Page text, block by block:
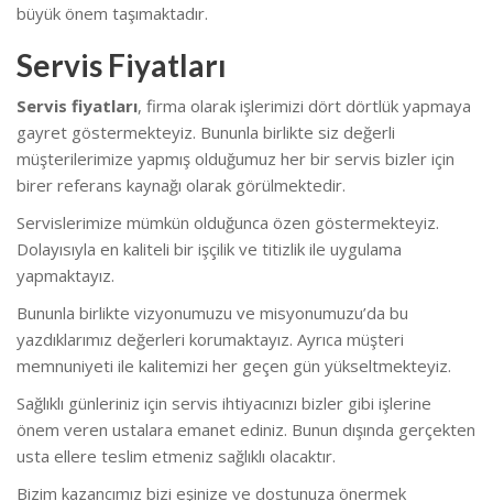
büyük önem taşımaktadır.
Servis Fiyatları
Servis fiyatları, firma olarak işlerimizi dört dörtlük yapmaya
gayret göstermekteyiz. Bununla birlikte siz değerli
müşterilerimize yapmış olduğumuz her bir servis bizler için
birer referans kaynağı olarak görülmektedir.
Servislerimize mümkün olduğunca özen göstermekteyiz.
Dolayısıyla en kaliteli bir işçilik ve titizlik ile uygulama
yapmaktayız.
Bununla birlikte vizyonumuzu ve misyonumuzu’da bu
yazdıklarımız değerleri korumaktayız. Ayrıca müşteri
memnuniyeti ile kalitemizi her geçen gün yükseltmekteyiz.
Sağlıklı günleriniz için servis ihtiyacınızı bizler gibi işlerine
önem veren ustalara emanet ediniz. Bunun dışında gerçekten
usta ellere teslim etmeniz sağlıklı olacaktır.
Bizim kazancımız bizi eşinize ve dostunuza önermek